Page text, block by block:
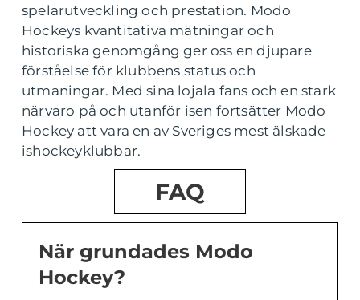
spelarutveckling och prestation. Modo
Hockeys kvantitativa mätningar och
historiska genomgång ger oss en djupare
förståelse för klubbens status och
utmaningar. Med sina lojala fans och en stark
närvaro på och utanför isen fortsätter Modo
Hockey att vara en av Sveriges mest älskade
ishockeyklubbar.
FAQ
När grundades Modo
Hockey?